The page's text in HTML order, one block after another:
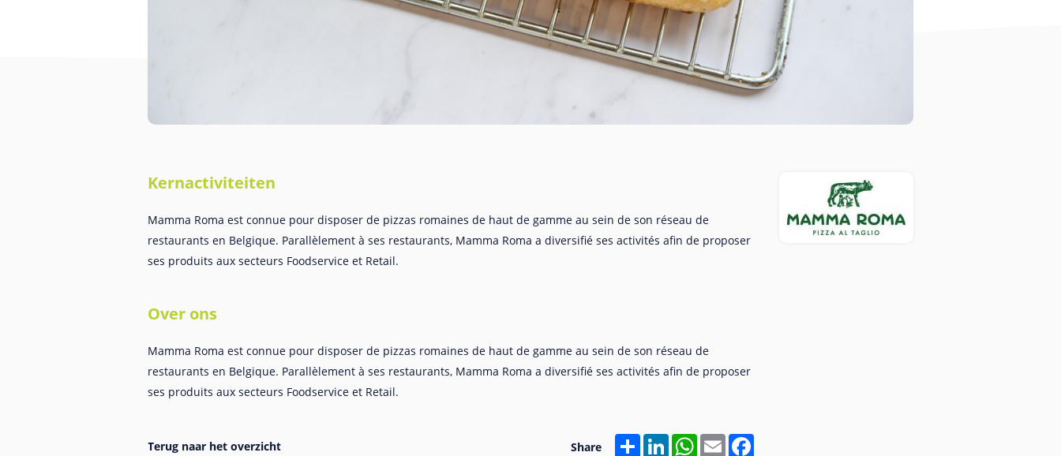
Kernactiviteiten
Mamma Roma est connue pour disposer de pizzas romaines de haut de gamme au sein de son réseau de
restaurants en Belgique. Parallèlement à ses restaurants, Mamma Roma a diversifié ses activités afin de proposer
ses produits aux secteurs Foodservice et Retail.
Over ons
Mamma Roma est connue pour disposer de pizzas romaines de haut de gamme au sein de son réseau de
restaurants en Belgique. Parallèlement à ses restaurants, Mamma Roma a diversifié ses activités afin de proposer
ses produits aux secteurs Foodservice et Retail.
Share Share LinkedInWhatsApp
Email